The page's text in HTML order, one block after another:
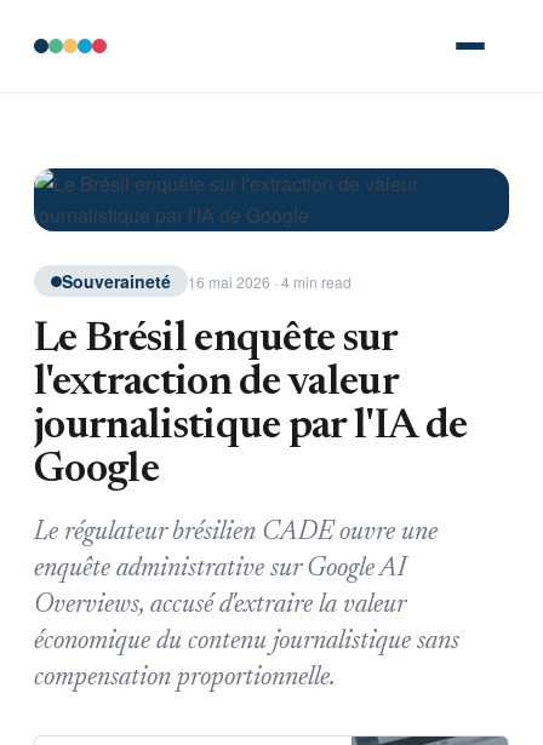
Souveraineté 16 mai 2026 · 4 min read
Le Brésil enquête sur
l'extraction de valeur
journalistique par l'IA de
Google
Le régulateur brésilien CADE ouvre une
enquête administrative sur Google AI
Overviews, accusé d'extraire la valeur
économique du contenu journalistique sans
compensation proportionnelle.